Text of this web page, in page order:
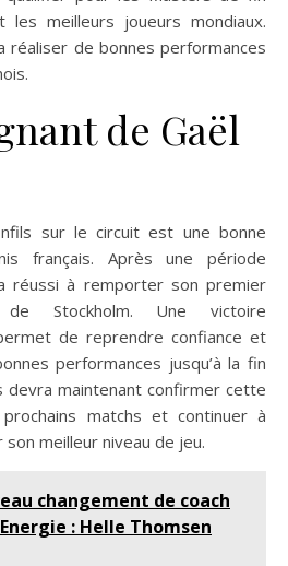
les meilleurs joueurs mondiaux.
réaliser de bonnes performances
de Gaël
sur le circuit est une bonne
français. Après une période
réussi à remporter son premier
Stockholm. Une victoire
de reprendre confiance et
performances jusqu’à la fin
devra maintenant confirmer cette
matchs et continuer à
meilleur niveau de jeu.
changement de coach
: Helle Thomsen